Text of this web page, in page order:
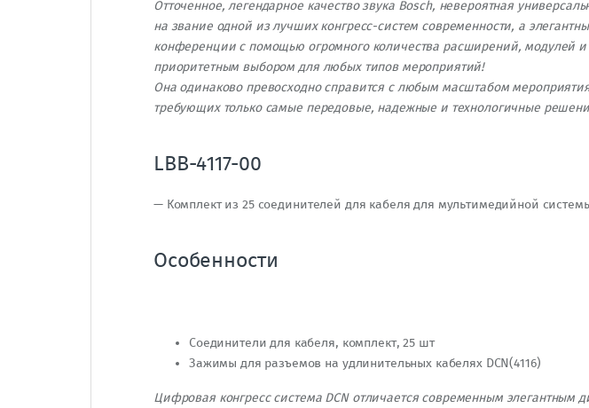
Отточенное, легендарное качество звука Bosch, невероятная
на звание одной из лучших конгресс-систем современности, а
конференции с помощью огромного количества расширений, модулей
приоритетным выбором для любых типов мероприятий!
Она одинаково превосходно справится с любым масштабом
требующих только самые передовые, надежные и технологичные
LBB-4117-00
— Комплект из 25 соединителей для кабеля для мультимедийной
Особенности
Соединители для кабеля, комплект, 25 шт
Зажимы для разъемов на удлинительных кабелях DCN(4116)
Цифровая конгресс система DCN отличается современным